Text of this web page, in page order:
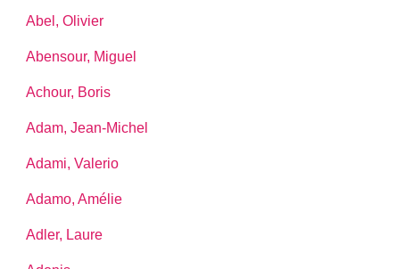
Abel, Olivier
Abensour, Miguel
Achour, Boris
Adam, Jean-Michel
Adami, Valerio
Adamo, Amélie
Adler, Laure